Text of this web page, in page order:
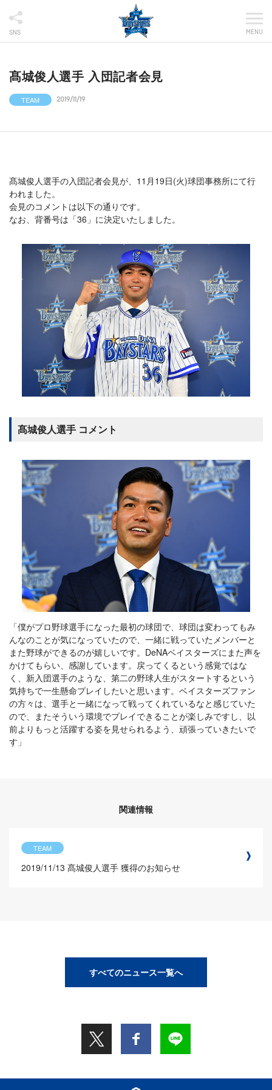
SNS MENU
髙城俊人選手 入団記者会見
TEAM 2019/11/19
髙城俊人選手の入団記者会見が、11月19日(火)球団事務所にて行
われました。
会見のコメントは以下の通りです。
なお、背番号は「36」に決定いたしました。
髙城俊人選手 コメント
「僕がプロ野球選手になった最初の球団で、球団は変わってもみ
んなのことが気になっていたので、一緒に戦っていたメンバーと
また野球ができるのが嬉しいです。DeNAベイスターズにまた声を
かけてもらい、感謝しています。戻ってくるという感覚ではな
く、新入団選手のような、第二の野球人生がスタートするという
気持ちで一生懸命プレイしたいと思います。ベイスターズファン
の方々は、選手と一緒になって戦ってくれているなと感じていた
ので、またそういう環境でプレイできることが楽しみですし、以
前よりもっと活躍する姿を見せられるよう、頑張っていきたいで
す」
関連情報
TEAM
2019/11/13 髙城俊人選手 獲得のお知らせ
すべてのニュース一覧へ